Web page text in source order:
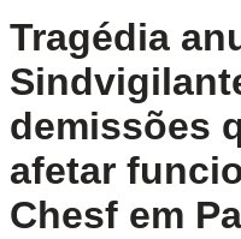
Tragédia
demissões
afetar
Chesf em